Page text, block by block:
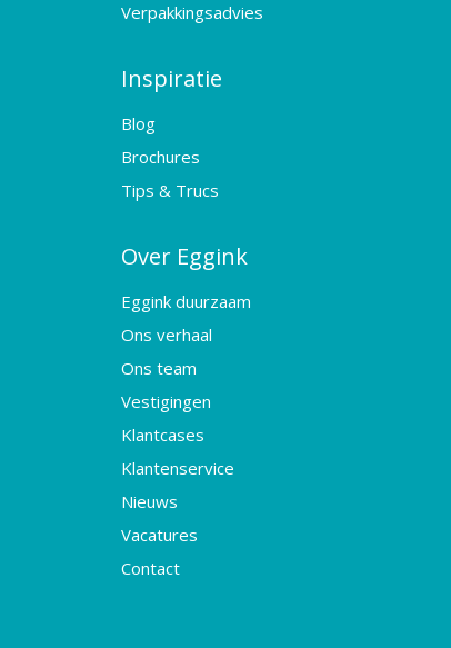
Verpakkingsadvies
Inspiratie
Blog
Brochures
Tips & Trucs
Over Eggink
Eggink duurzaam
Ons verhaal
Ons team
Vestigingen
Klantcases
Klantenservice
Nieuws
Vacatures
Contact